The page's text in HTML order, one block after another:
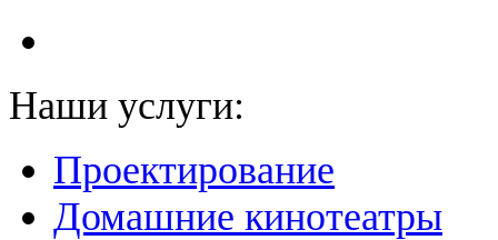
Наши услуги:
Проектирование
Домашние кинотеатры